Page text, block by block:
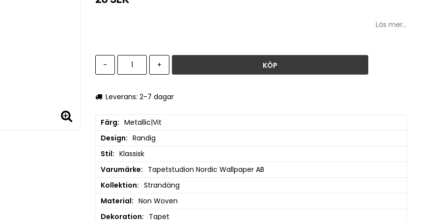
Läs mer...
- + KÖP
Leverans: 2-7 dagar
Färg
Metallic|Vit
Design
Randig
Stil
Klassisk
Varumärke
Tapetstudion Nordic Wallpaper AB
Kollektion
Strandäng
Material
Non Woven
Dekoration
Tapet